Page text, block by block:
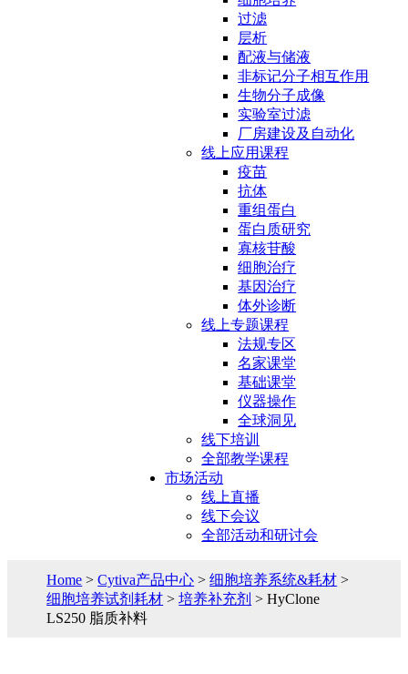
过滤
层析
配液与储液
非标记分子相互作用
生物分子成像
实验室过滤
厂房建设及自动化
线上应用课程
疫苗
抗体
重组蛋白
蛋白质研究
寡核苷酸
细胞治疗
基因治疗
体外诊断
线上专题课程
法规专区
名家课堂
基础课堂
仪器操作
全球洞见
线下培训
全部教学课程
市场活动
线上直播
线下会议
全部活动和研讨会
Home >Cytiva产品中心 >细胞培养系统&耗材 >
细胞培养试剂耗材 >培养补充剂 > HyClone
LS250 脂质补料